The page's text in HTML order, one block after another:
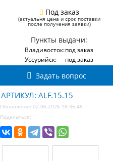
Под заказ
(актуальня цена и срок поставки
после получения заявки)
Пункты выдачи:
Владивосток:под заказ
Уссурийск:
под заказ
Задать вопрос
АРТИКУЛ: ALF.15.15
Обновление 02.06.2026 18:36:48
Поделиться: